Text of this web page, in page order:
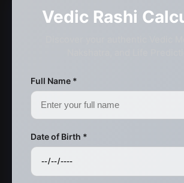
Vedic Rashi
Full Name *
Date of Birth *